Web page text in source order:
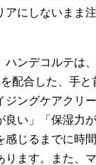
アにしないまま
ハンデコルテは
配合した、手と
ジングケアクリ
良い」「保湿力
感じるまでに時
ます。また、